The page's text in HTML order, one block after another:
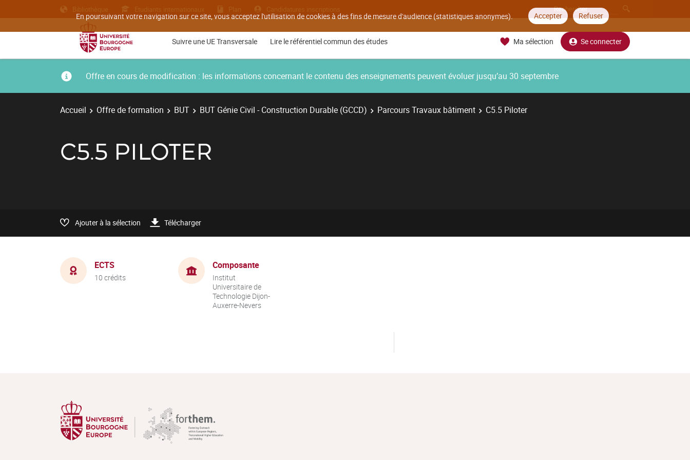
En poursuivant votre navigation sur ce site, vous acceptez l'utilisation de cookies à des fins de mesure d'audience (statistiques anonymes). Accepter Refuser
Bibliothèque Etudiants internationaux Plan Candidatures inscriptions
Suivre une UE Transversale Lire le référentiel commun des études Ma sélection Se connecter
Offre en cours de modification : les informations concernant le contenu des enseignements peuvent évoluer jusqu’au 30 septembre
Accueil Offre de formation BUT BUT Génie Civil - Construction Durable (GCCD) Parcours Travaux bâtiment C5.5 Piloter
C5.5 PILOTER
Ajouter à la sélection Télécharger
ECTS
10 crédits
Composante
Institut
Universitaire de
Technologie Dijon-
Auxerre-Nevers